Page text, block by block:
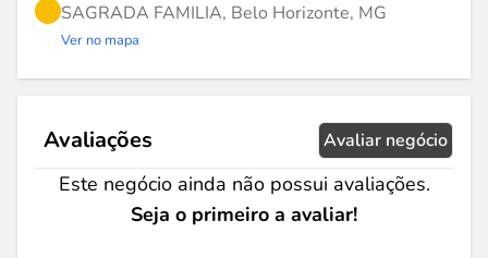
SAGRADA FAMILIA, Belo Horizonte, MG
Ver no mapa
Avaliações Avaliar negócio
Este negócio ainda não possui avaliações.
Seja o primeiro a avaliar!